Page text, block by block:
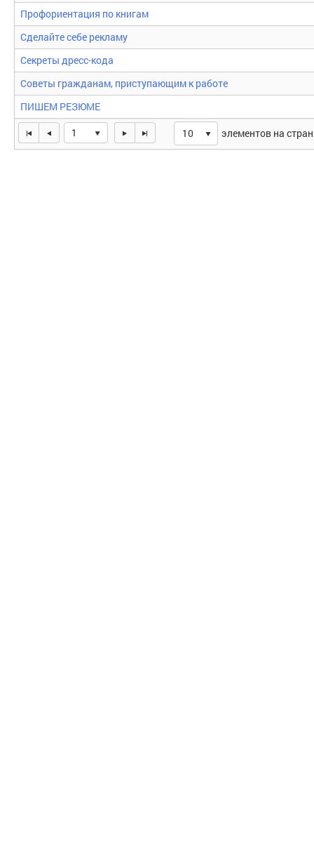
Профориентация по книгам
Сделайте себе рекламу
Секреты дресс-кода
Советы гражданам, приступающим к работе
ПИШЕМ РЕЗЮМЕ
1
10 элементов на